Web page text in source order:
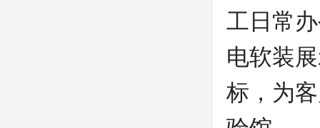
工日常
电软装
标，为